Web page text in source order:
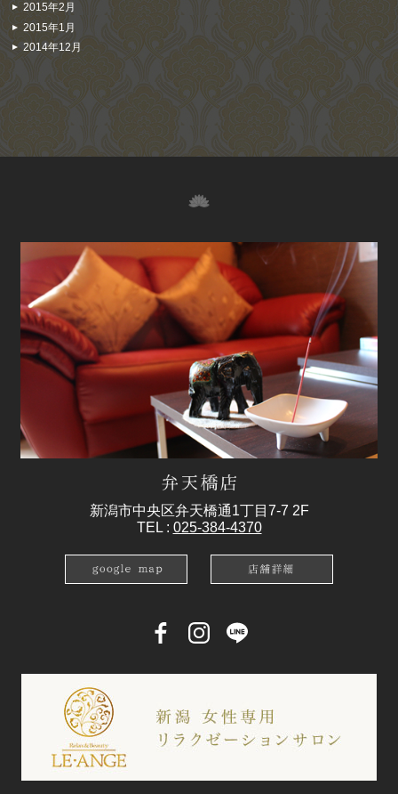
2015年2月
2015年1月
2014年12月
新潟市中央区弁天橋通1丁目7-7 2F
TEL : 025-384-4370